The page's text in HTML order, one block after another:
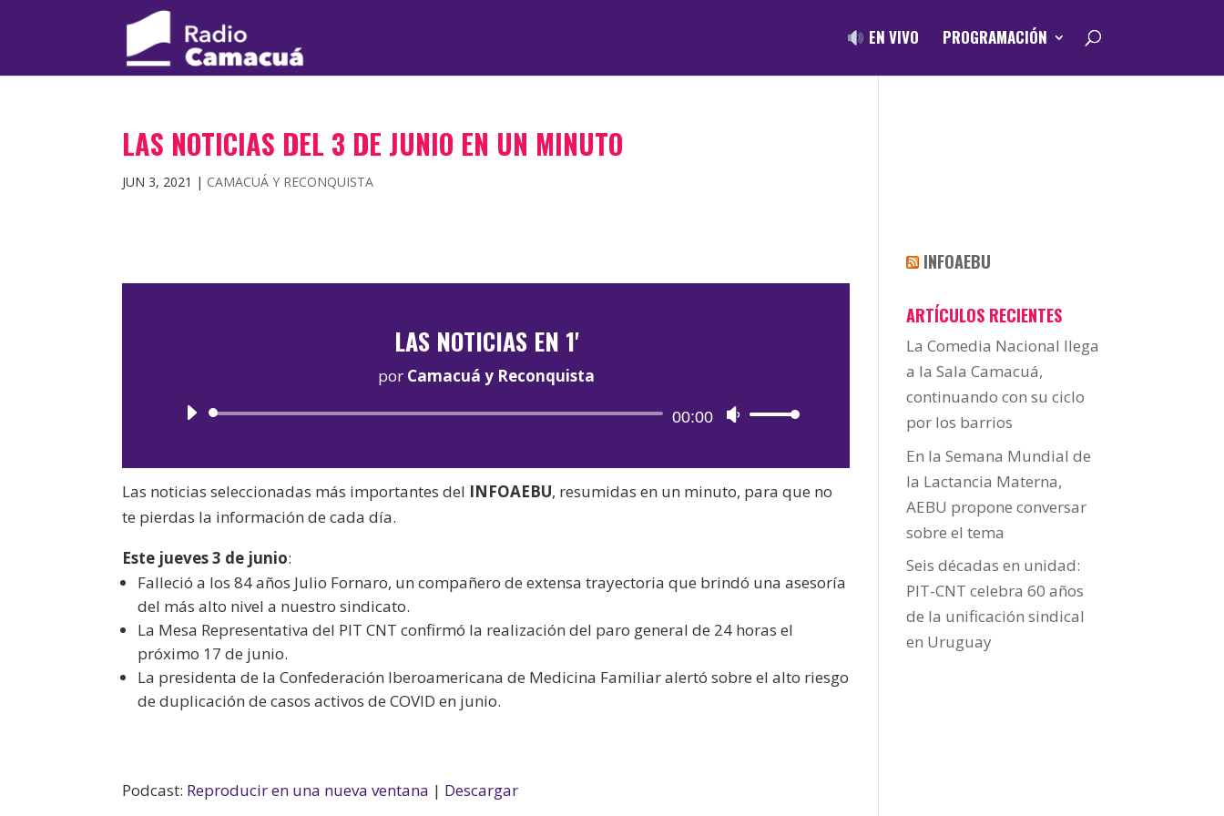
EN VIVO PROGRAMACIÓN
LAS NOTICIAS DEL 3 DE JUNIO EN UN MINUTO
JUN 3, 2021 | CAMACUÁ Y RECONQUISTA
LAS NOTICIAS EN 1'
por Camacuá y Reconquista
Reproductor
audio
00:00
Utiliza
teclas
de
el
Las noticias seleccionadas más importantes del INFOAEBU, resumidas en un minuto, para que no
te pierdas la información de cada día.
Este jueves 3 de junio:
Falleció a los 84 años Julio Fornaro, un compañero de extensa trayectoria que brindó una asesoría
del más alto nivel a nuestro sindicato.
La Mesa Representativa del PIT CNT confirmó la realización del paro general de 24 horas el
próximo 17 de junio.
La presidenta de la Confederación Iberoamericana de Medicina Familiar alertó sobre el alto riesgo
de duplicación de casos activos de COVID en junio.
Podcast: Reproducir en una nueva ventana | Descargar
INFOAEBU
ARTÍCULOS RECIENTES
La Comedia Nacional llega
a la Sala Camacuá,
continuando con su ciclo
por los barrios
En la Semana Mundial de
la Lactancia Materna,
AEBU propone conversar
sobre el tema
Seis décadas en unidad:
PIT-CNT celebra 60 años
de la unificación sindical
en Uruguay